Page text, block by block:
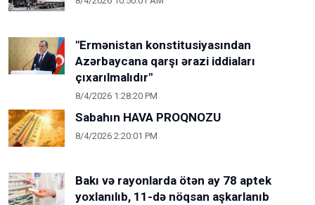
"Ermənistan konstitusiyasından
Azərbaycana qarşı ərazi iddiaları
çıxarılmalıdır"
8/4/2026 1:28:20 PM
Sabahın HAVA PROQNOZU
8/4/2026 2:20:01 PM
Bakı və rayonlarda ötən ay 78 aptek
yoxlanılıb, 11-də nöqsan aşkarlanıb